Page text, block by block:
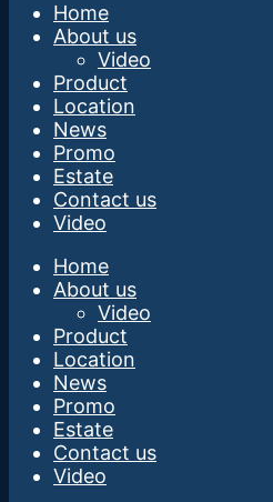
Home
About us
Video
Product
Location
News
Promo
Estate
Contact us
Video
Home
About us
Video
Product
Location
News
Promo
Estate
Contact us
Video